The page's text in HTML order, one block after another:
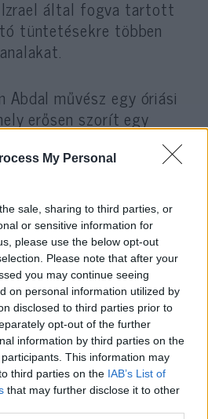
My Personal
sale, sharing to third parties, or
or sensitive information for
please use the below opt-out
Please note that after your
you may continue seeing
on personal information utilized by
disclosed to third parties prior to
opt-out of the further
information by third parties on the
participants. This information may
third parties on the IAB’s List of
that may further disclose it to other
által fogva tartott
tüntetésekre többen
Abdal művész egy óriási
erősen szorít egy
került Raed al-
is, aki hat sziluettet
felé vezető hídra
a hidat egy kanál
biztonsági erők elfogták a
két palesztin szökevényt